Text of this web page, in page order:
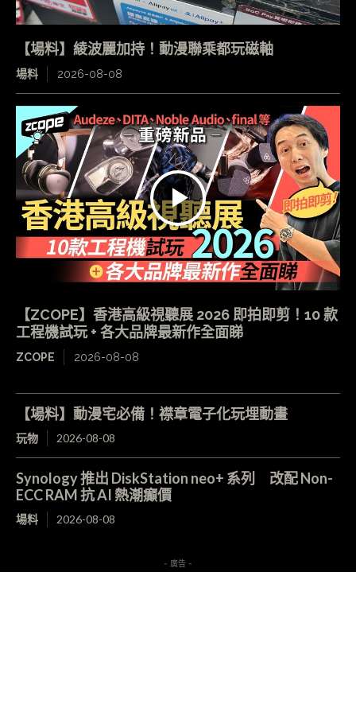
【場料】綾波麗加持！動漫聯乘都玩磁軸
場料 2026-08-08
【ZCOPE】香港高級視聽展 2026 即拍即剪！10 款
工程機試玩 + 各大品牌最新作全面睇
ZCOPE 2026-08-08
【場料】動漫宅必備！襟章電子化玩埋動畫
玩物 2026-08-08
Synology 推出 DiskStation neo+ 系列 改配 Non-
ECC RAM 抗 AI 熱潮癲價
場料 2026-08-08
- 廣告 -